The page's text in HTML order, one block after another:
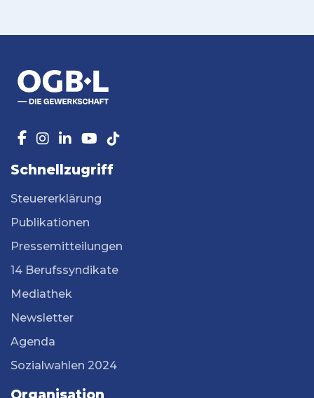
Schnellzugriff
Steuererklärung
Publikationen
Pressemitteilungen
14 Berufssyndikate
Mediathek
Newsletter
Agenda
Sozialwahlen 2024